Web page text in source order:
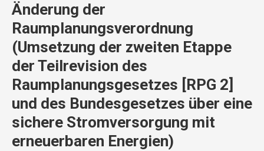
Änderung der
Raumplanungsverordnung
(Umsetzung der zweiten Etappe
der Teilrevision des
Raumplanungsgesetzes [RPG 2]
und des Bundesgesetzes über eine
sichere Stromversorgung mit
erneuerbaren Energien)